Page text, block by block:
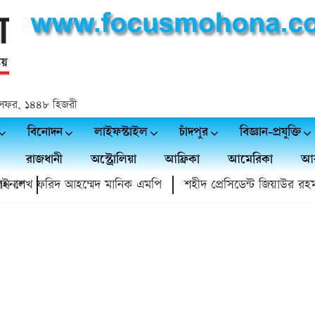
১৪৪৮ হিজরী
বিনোদন লাইফস্টাইল চাঁদপুর বিজ্ঞান-প্রযুক্তি
রাজধানী
অস্ট্রোলিয়া আফ্রিকা আমেরিকা
ফরিদ আহম্মেদ মানিক এমপি
শহীদ প্রেসিডেন্ট জিয়াউর